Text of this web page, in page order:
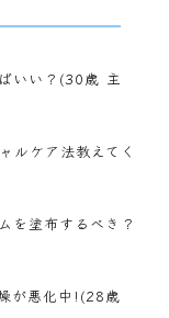
いい？(30歳 主
ルケア法教えてく
を塗布するべき？
が悪化中!(28歳